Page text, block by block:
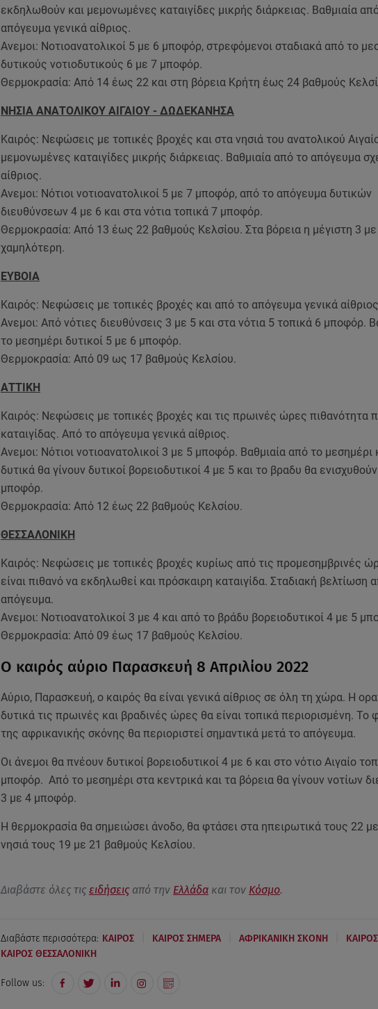
εκδηλωθούν και μεμονωμένες καταιγίδες μικρής διάρκειας. Βαθμιαία
απόγευμα γενικά αίθριος.
Ανεμοι: Νοτιοανατολικοί 5 με 6 μποφόρ, στρεφόμενοι σταδιακά από το
δυτικούς νοτιοδυτικούς 6 με 7 μποφόρ.
Θερμοκρασία: Από 14 έως 22 και στη βόρεια Κρήτη έως 24 βαθμούς
ΝΗΣΙΑ ΑΝΑΤΟΛΙΚΟΥ ΑΙΓΑΙΟΥ - ΔΩΔΕΚΑΝΗΣΑ
Καιρός: Νεφώσεις με τοπικές βροχές και στα νησιά του ανατολικού
μεμονωμένες καταιγίδες μικρής διάρκειας. Βαθμιαία από το απόγευμα
αίθριος.
Ανεμοι: Νότιοι νοτιοανατολικοί 5 με 7 μποφόρ, από το απόγευμα δυτικών
διευθύνσεων 4 με 6 και στα νότια τοπικά 7 μποφόρ.
Θερμοκρασία: Από 13 έως 22 βαθμούς Κελσίου. Στα βόρεια η μέγιστη 3
χαμηλότερη.
ΕΥΒΟΙΑ
Καιρός: Νεφώσεις με τοπικές βροχές και από το απόγευμα γενικά
Ανεμοι: Από νότιες διευθύνσεις 3 με 5 και στα νότια 5 τοπικά 6 μποφόρ.
το μεσημέρι δυτικοί 5 με 6 μποφόρ.
Θερμοκρασία: Από 09 ως 17 βαθμούς Κελσίου.
ΑΤΤΙΚΗ
Καιρός: Νεφώσεις με τοπικές βροχές και τις πρωινές ώρες πιθανότητα
καταιγίδας. Από το απόγευμα γενικά αίθριος.
Ανεμοι: Νότιοι νοτιοανατολικοί 3 με 5 μποφόρ. Βαθμιαία από το μεσημέρι
δυτικά θα γίνουν δυτικοί βορειοδυτικοί 4 με 5 και το βραδυ θα
μποφόρ.
Θερμοκρασία: Από 12 έως 22 βαθμούς Κελσίου.
ΘΕΣΣΑΛΟΝΙΚΗ
Καιρός: Νεφώσεις με τοπικές βροχές κυρίως από τις προμεσημβρινές
είναι πιθανό να εκδηλωθεί και πρόσκαιρη καταιγίδα. Σταδιακή βελτίωση
απόγευμα.
Ανεμοι: Νοτιοανατολικοί 3 με 4 και από το βράδυ βορειοδυτικοί 4 με 5
Θερμοκρασία: Από 09 έως 17 βαθμούς Κελσίου.
Ο καιρός αύριο Παρασκευή 8 Απριλίου 2022
Αύριο, Παρασκευή, ο καιρός θα είναι γενικά αίθριος σε όλη τη χώρα. Η
δυτικά τις πρωινές και βραδινές ώρες θα είναι τοπικά περιορισμένη. Το
της αφρικανικής σκόνης θα περιοριστεί σημαντικά μετά το απόγευμα.
Οι άνεμοι θα πνέουν δυτικοί βορειοδυτικοί 4 με 6 και στο νότιο Αιγαίο
μποφόρ. Από το μεσημέρι στα κεντρικά και τα βόρεια θα γίνουν νοτίων
3 με 4 μποφόρ.
Η θερμοκρασία θα σημειώσει άνοδο, θα φτάσει στα ηπειρωτικά τους 22
νησιά τους 19 με 21 βαθμούς Κελσίου.
Διαβάστε όλες τις ειδήσειςαπό την Ελλάδακαι τον Κόσμο.
Διαβάστε περισσότερα: ΚΑΙΡΟΣ ΚΑΙΡΟΣ ΣΗΜΕΡΑ ΑΦΡΙΚΑΝΙΚΗ ΣΚΟΝΗ
ΚΑΙΡΟΣ ΘΕΣΣΑΛΟΝΙΚΗ
Follow us: